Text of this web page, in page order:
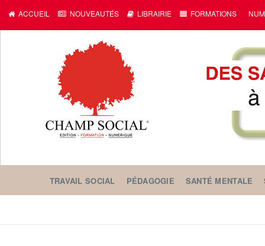
ACCUEIL NOUVEAUTÉS LIBRAIRIE FORMATIONS
TRAVAIL SOCIAL PÉDAGOGIE SANTÉ MENTALE